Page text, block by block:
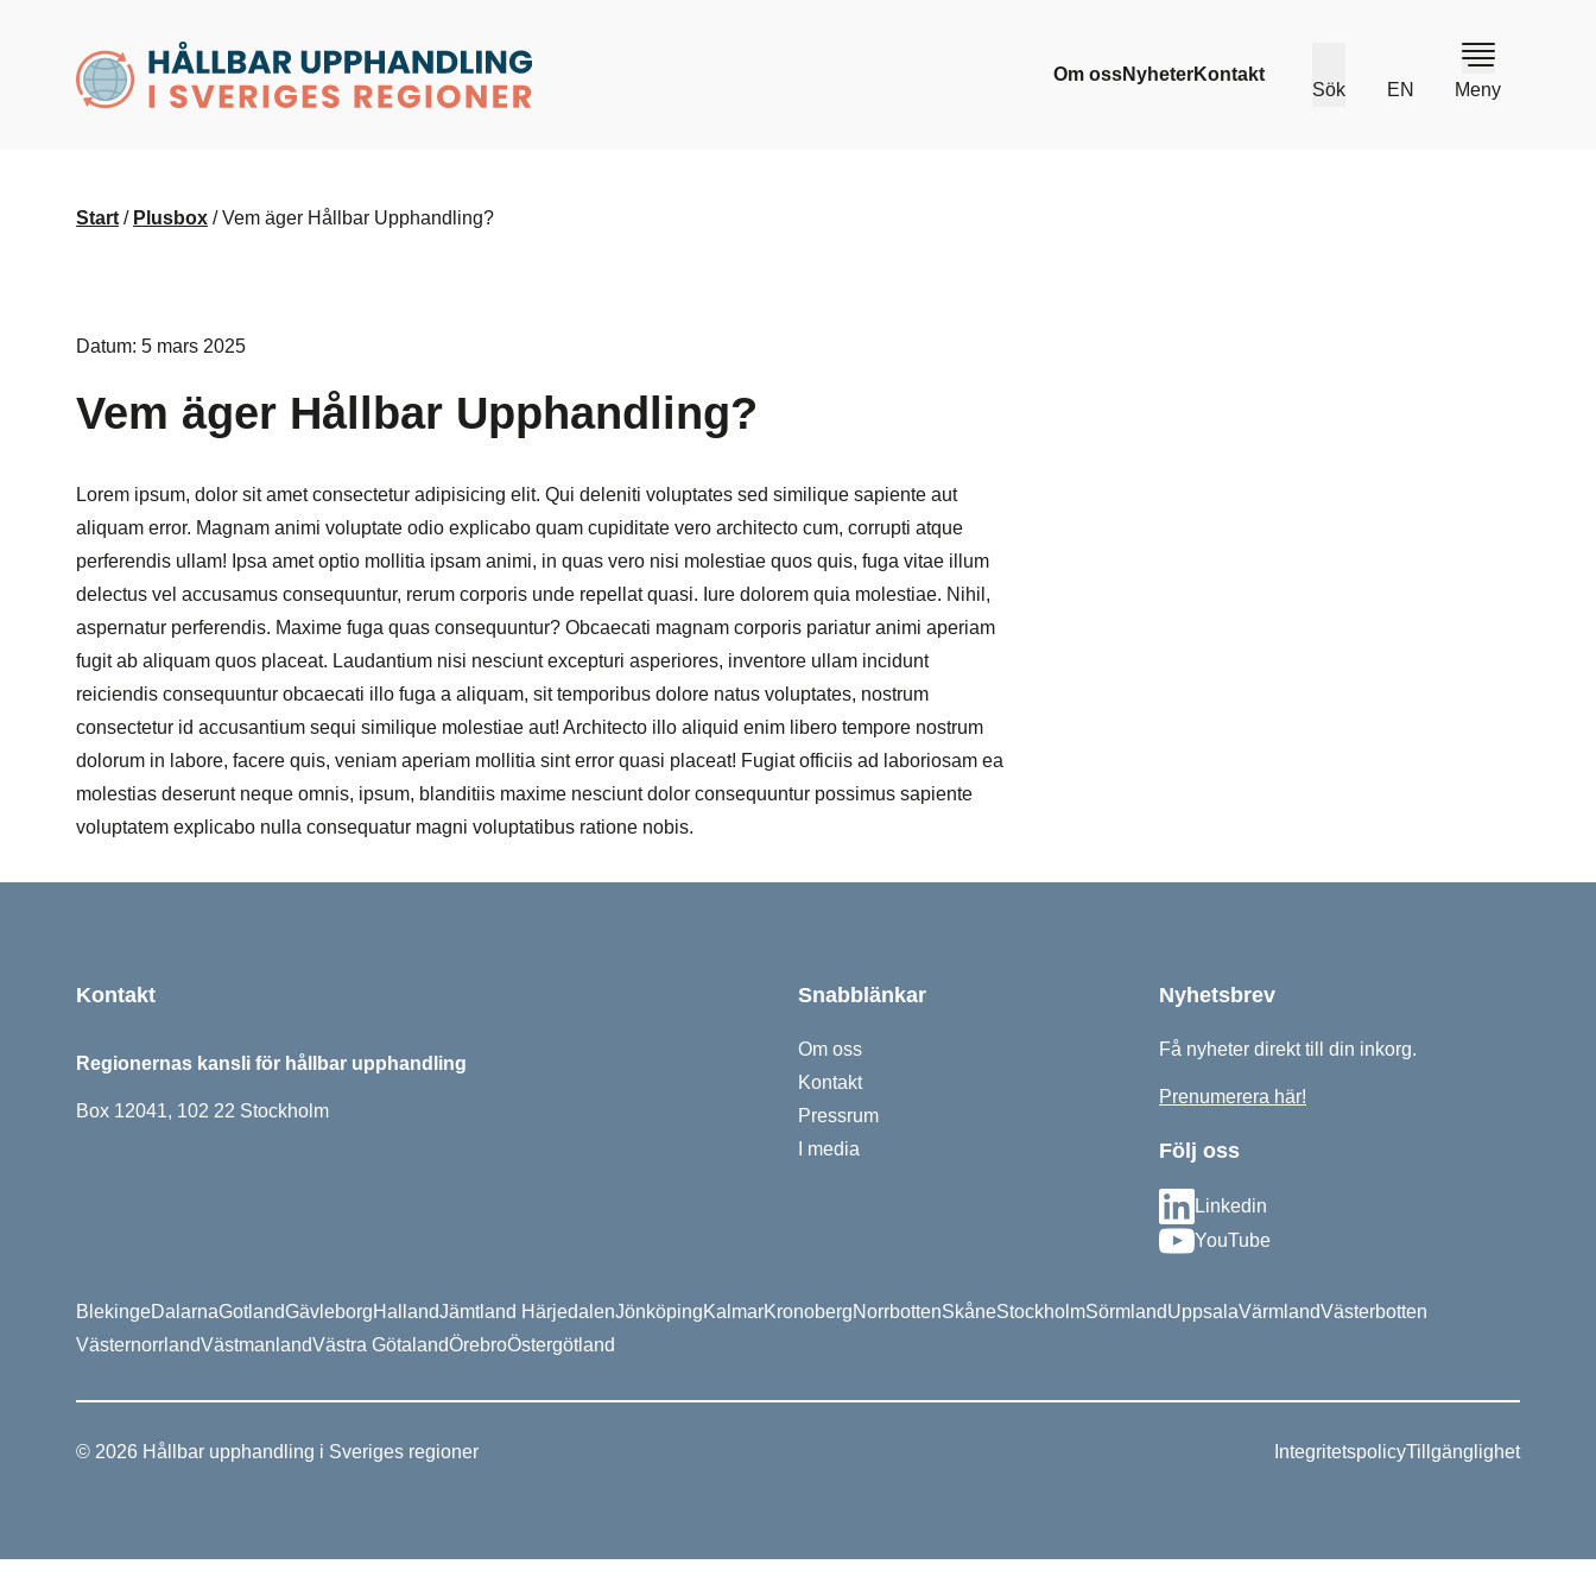
husr.se
Om ossNyheterKontakt
Sök EN Meny
Start / Plusbox /Vem äger Hållbar Upphandling?
Datum: 5 mars 2025
Vem äger Hållbar Upphandling?
Lorem ipsum, dolor sit amet consectetur adipisicing elit. Qui deleniti voluptates sed similique sapiente aut
aliquam error. Magnam animi voluptate odio explicabo quam cupiditate vero architecto cum, corrupti atque
perferendis ullam! Ipsa amet optio mollitia ipsam animi, in quas vero nisi molestiae quos quis, fuga vitae illum
delectus vel accusamus consequuntur, rerum corporis unde repellat quasi. Iure dolorem quia molestiae. Nihil,
aspernatur perferendis. Maxime fuga quas consequuntur? Obcaecati magnam corporis pariatur animi aperiam
fugit ab aliquam quos placeat. Laudantium nisi nesciunt excepturi asperiores, inventore ullam incidunt
reiciendis consequuntur obcaecati illo fuga a aliquam, sit temporibus dolore natus voluptates, nostrum
consectetur id accusantium sequi similique molestiae aut! Architecto illo aliquid enim libero tempore nostrum
dolorum in labore, facere quis, veniam aperiam mollitia sint error quasi placeat! Fugiat officiis ad laboriosam ea
molestias deserunt neque omnis, ipsum, blanditiis maxime nesciunt dolor consequuntur possimus sapiente
voluptatem explicabo nulla consequatur magni voluptatibus ratione nobis.
Kontakt
Regionernas kansli för hållbar upphandling
Box 12041, 102 22 Stockholm
Snabblänkar
Om oss
Kontakt
Pressrum
I media
Nyhetsbrev
Få nyheter direkt till din inkorg.
Prenumerera här!
Följ oss
Linkedin
YouTube
BlekingeDalarnaGotlandGävleborgHallandJämtland HärjedalenJönköpingKalmarKronobergNorrbottenSkåneStockholmSörmlandUppsalaVärmlandVästerbotten
VästernorrlandVästmanlandVästra GötalandÖrebroÖstergötland
© 2026 Hållbar upphandling i Sveriges regioner IntegritetspolicyTillgänglighet